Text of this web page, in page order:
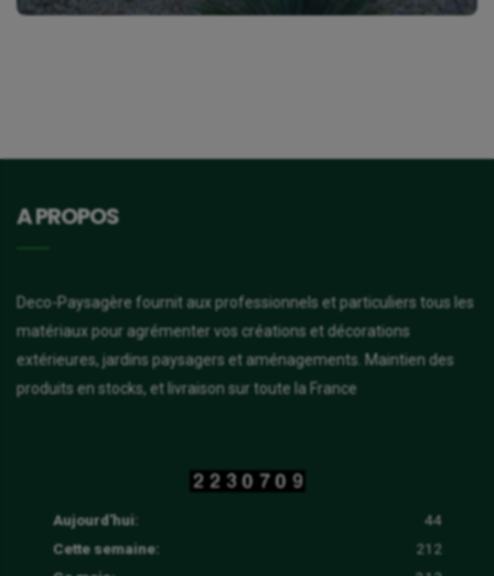
A PROPOS
Deco-Paysagère fournit aux professionnels et particuliers tous les
matériaux pour agrémenter vos créations et décorations
extérieures, jardins paysagers et aménagements. Maintien des
produits en stocks, et livraison sur toute la France
Aujourd'hui:
44
Cette semaine:
212